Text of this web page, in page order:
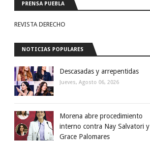
PRENSA PUEBLA
REVISTA DERECHO
NOTICIAS POPULARES
Descasadas y arrepentidas
Jueves, Agosto 06, 2026
Morena abre procedimiento
interno contra Nay Salvatori y
Grace Palomares